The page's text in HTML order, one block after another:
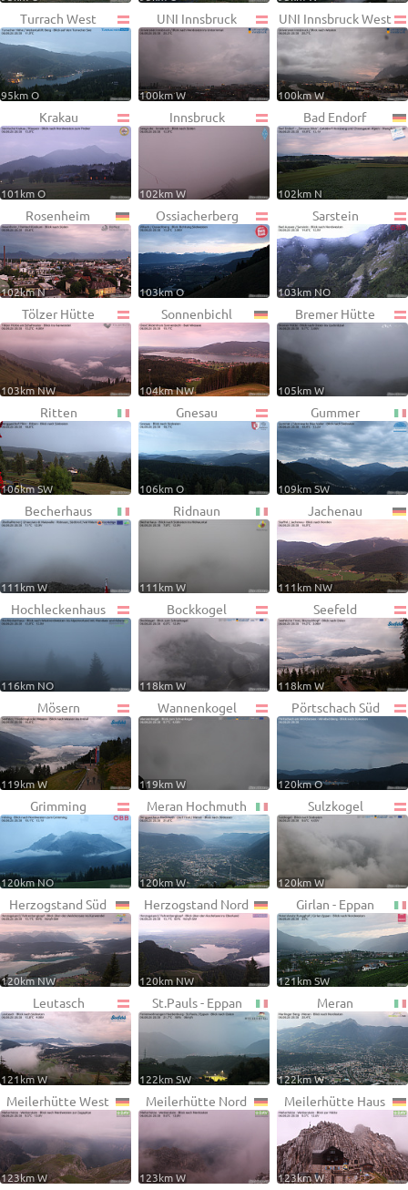
Turrach West
95km O
UNI Innsbruck
100km W
UNI Innsbruck West
100km W
Krakau
101km O
Innsbruck
102km W
Bad Endorf
102km N
Rosenheim
102km N
Ossiacherberg
103km O
Sarstein
103km NO
Tölzer Hütte
103km NW
Sonnenbichl
104km NW
Bremer Hütte
105km W
Ritten
106km SW
Gnesau
106km O
Gummer
109km SW
Becherhaus
111km W
Ridnaun
111km W
Jachenau
111km NW
Hochleckenhaus
116km NO
Bockkogel
118km W
Seefeld
118km W
Mösern
119km W
Wannenkogel
119km W
Pörtschach Süd
120km O
Grimming
120km NO
Meran Hochmuth
120km W
Sulzkogel
120km W
Herzogstand Süd
120km NW
Herzogstand Nord
120km NW
Girlan - Eppan
121km SW
Leutasch
121km W
St.Pauls - Eppan
122km SW
Meran
122km W
Meilerhütte West
123km W
Meilerhütte Nord
123km W
Meilerhütte Haus
123km W